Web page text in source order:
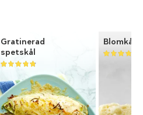
Gratinerad
spetskål